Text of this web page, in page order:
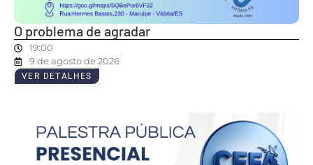
O problema de agradar
19:00
9 de agosto de 2026
VER DETALHES